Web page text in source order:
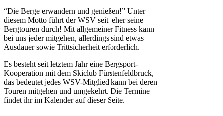
“Die Berge erwandern und genießen!” Unter
diesem Motto führt der WSV seit jeher seine
Bergtouren durch! Mit allgemeiner Fitness kann
bei uns jeder mitgehen, allerdings sind etwas
Ausdauer sowie Trittsicherheit erforderlich.
Es besteht seit letztem Jahr eine Bergsport-
Kooperation mit dem Skiclub Fürstenfeldbruck,
das bedeutet jedes WSV-Mitglied kann bei deren
Touren mitgehen und umgekehrt. Die Termine
findet ihr im Kalender auf dieser Seite.